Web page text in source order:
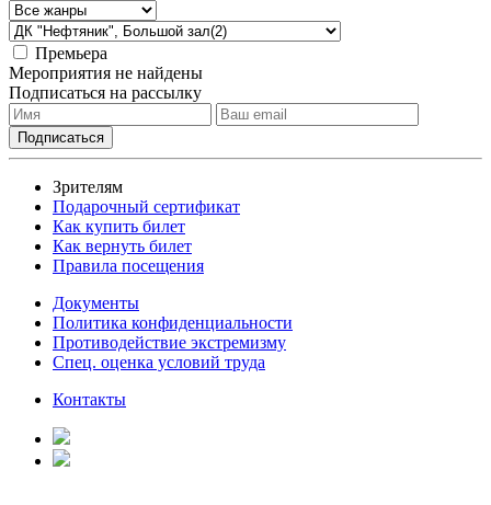
Премьера
Мероприятия не найдены
Подписаться на рассылку
Зрителям
Подарочный сертификат
Как купить билет
Как вернуть билет
Правила посещения
Документы
Политика конфиденциальности
Противодействие экстремизму
Спец. оценка условий труда
Контакты